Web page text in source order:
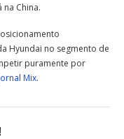
China.
Hyundai no segmento de
puramente por
Mix.